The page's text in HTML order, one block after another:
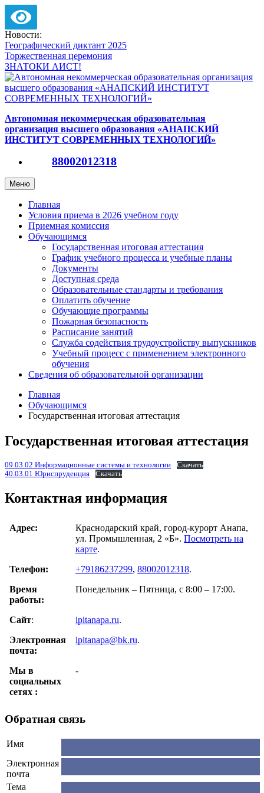
Перейти
к
содержимому
Новости:
Географический диктант 2025
Торжественная церемония
ЗНАТОКИ АИСТ!
Автономная некоммерческая образовательная
организация высшего образования «АНАПСКИЙ
ИНСТИТУТ СОВРЕМЕННЫХ ТЕХНОЛОГИЙ»
88002012318
Меню
Главная
Условия приема в 2026 учебном году
Приемная комиссия
Обучающимся
Государственная итоговая аттестация
График учебного процесса и учебные планы
Документы
Доступная среда
Образовательные стандарты и требования
Оплатить обучение
Обучающие программы
Пожарная безопасность
Расписание занятий
Служба содействия трудоустройству выпускников
Учебный процесс с применением электронного
обучения
Сведения об образовательной организации
Главная
Обучающимся
Государственная итоговая аттестация
Государственная итоговая аттестация
09.03.02 Информационные системы и технологии
Скачать
40.03.01 Юриспруденция
Скачать
Контактная информация
Адрес:
Краснодарский край, город-курорт Анапа,
ул. Промышленная, 2 «Б». Посмотреть на
карте.
Телефон:
+79186237299, 88002012318.
Время
работы:
Понедельник – Пятница, с 8:00 – 17:00.
Сайт: ipitanapa.ru.
Электронная
почта:
ipitanapa@bk.ru.
Мы в
cоциальных
сетях :
-
Обратная связь
Имя
Электронная
почта
Тема